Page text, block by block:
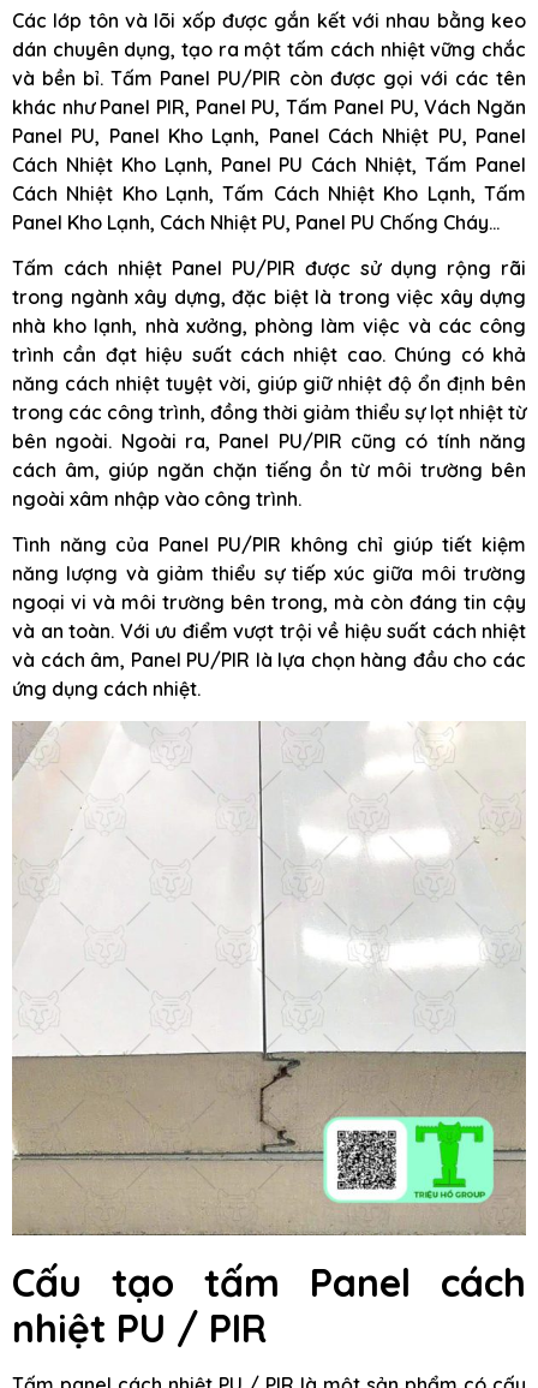
Các lớp tôn và lõi xốp được gắn kết với nhau bằng keo
dán chuyên dụng, tạo ra một tấm cách nhiệt vững chắc
và bền bỉ. Tấm Panel PU/PIR còn được gọi với các tên
khác như Panel PIR, Panel PU, Tấm Panel PU, Vách Ngăn
Panel PU, Panel Kho Lạnh, Panel Cách Nhiệt PU, Panel
Cách Nhiệt Kho Lạnh, Panel PU Cách Nhiệt, Tấm Panel
Cách Nhiệt Kho Lạnh, Tấm Cách Nhiệt Kho Lạnh, Tấm
Panel Kho Lạnh, Cách Nhiệt PU, Panel PU Chống Cháy…
Tấm cách nhiệt Panel PU/PIR được sử dụng rộng rãi
trong ngành xây dựng, đặc biệt là trong việc xây dựng
nhà kho lạnh, nhà xưởng, phòng làm việc và các công
trình cần đạt hiệu suất cách nhiệt cao. Chúng có khả
năng cách nhiệt tuyệt vời, giúp giữ nhiệt độ ổn định bên
trong các công trình, đồng thời giảm thiểu sự lọt nhiệt từ
bên ngoài. Ngoài ra, Panel PU/PIR cũng có tính năng
cách âm, giúp ngăn chặn tiếng ồn từ môi trường bên
ngoài xâm nhập vào công trình.
Tình năng của Panel PU/PIR không chỉ giúp tiết kiệm
năng lượng và giảm thiểu sự tiếp xúc giữa môi trường
ngoại vi và môi trường bên trong, mà còn đáng tin cậy
và an toàn. Với ưu điểm vượt trội về hiệu suất cách nhiệt
và cách âm, Panel PU/PIR là lựa chọn hàng đầu cho các
ứng dụng cách nhiệt.
Cấu tạo tấm Panel cách
nhiệt PU / PIR